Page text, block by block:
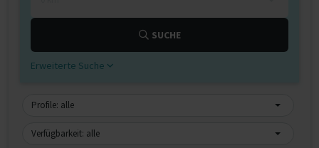
SUCHE
Erweiterte Suche
Profile: alle
Verfügbarkeit: alle